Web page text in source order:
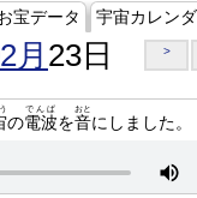
宝データ 宇宙カレン
月 23日 >
の電波
でんぱ
を音
おと
にしました。